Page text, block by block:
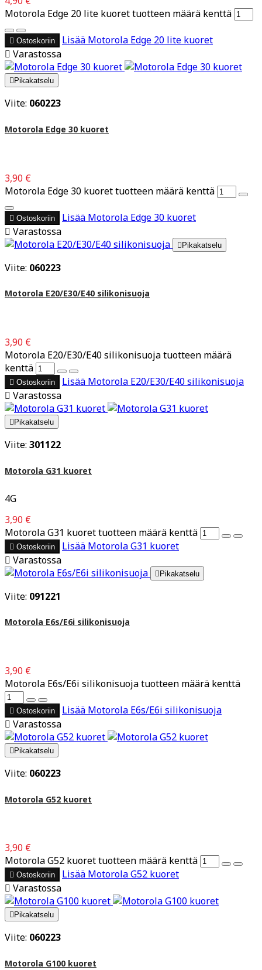
Motorola Edge 20 lite kuoret tuotteen määrä kenttä
 Ostoskoriin Lisää Motorola Edge 20 lite kuoret
 Varastossa
 Pikakatselu
Viite: 060223
Motorola Edge 30 kuoret
3,90 €
Motorola Edge 30 kuoret tuotteen määrä kenttä
 Ostoskoriin Lisää Motorola Edge 30 kuoret
 Varastossa
Pikakatselu
Viite: 060223
Motorola E20/E30/E40 silikonisuoja
3,90 €
Motorola E20/E30/E40 silikonisuoja tuotteen määrä
kenttä
 Ostoskoriin Lisää Motorola E20/E30/E40 silikonisuoja
 Varastossa
 Pikakatselu
Viite: 301122
Motorola G31 kuoret
4G
3,90 €
Motorola G31 kuoret tuotteen määrä kenttä
 Ostoskoriin Lisää Motorola G31 kuoret
 Varastossa
Pikakatselu
Viite: 091221
Motorola E6s/E6i silikonisuoja
3,90 €
Motorola E6s/E6i silikonisuoja tuotteen määrä kenttä
 Ostoskoriin Lisää Motorola E6s/E6i silikonisuoja
 Varastossa
 Pikakatselu
Viite: 060223
Motorola G52 kuoret
3,90 €
Motorola G52 kuoret tuotteen määrä kenttä
 Ostoskoriin Lisää Motorola G52 kuoret
 Varastossa
 Pikakatselu
Viite: 060223
Motorola G100 kuoret